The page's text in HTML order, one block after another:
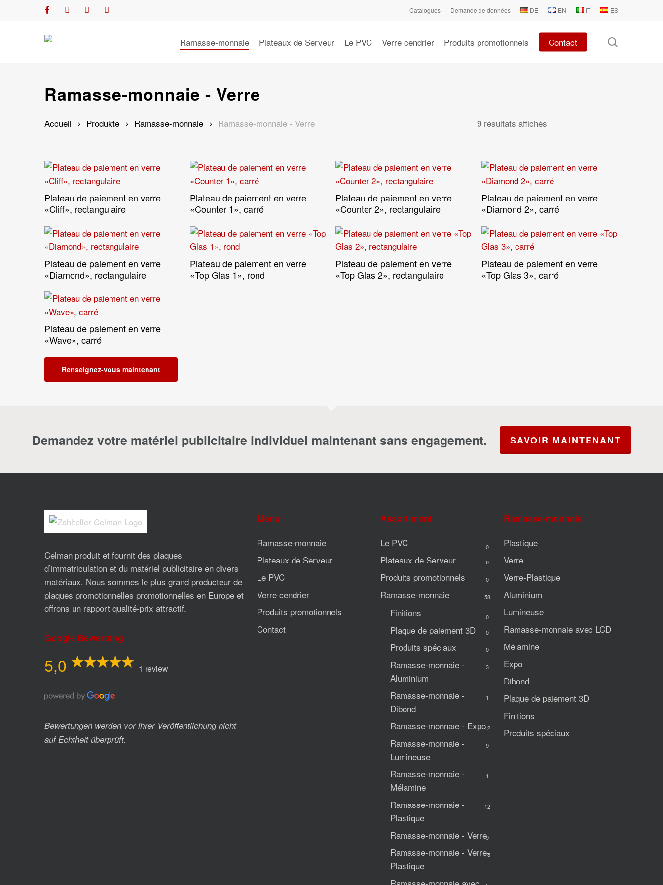
Catalogues Demande de données DE EN IT ES
Hit enter to search or ESC to close
Ramasse-monnaie Plateaux de Serveur Le PVC Verre cendrier Produits promotionnels Contact
Ramasse-monnaie - Verre
9 résultats affichés
Accueil Produkte Ramasse-monnaie Ramasse-monnaie - Verre
Lire La Suite
Plateau de paiement en verre
«Cliff», rectangulaire
Lire La Suite
Plateau de paiement en verre
«Counter 1», carré
Lire La Suite
Plateau de paiement en verre
«Counter 2», rectangulaire
Lire La Suite
Plateau de paiement en verre
«Diamond 2», carré
Lire La Suite
Plateau de paiement en verre
«Diamond», rectangulaire
Voir Les Produits
Plateau de paiement en verre
«Top Glas 1», rond
Lire La Suite
Plateau de paiement en verre
«Top Glas 2», rectangulaire
Lire La Suite
Plateau de paiement en verre
«Top Glas 3», carré
Lire La Suite
Plateau de paiement en verre
«Wave», carré
Renseignez-vous maintenant
Demandez votre matériel publicitaire individuel maintenant sans engagement. SAVOIR MAINTENANT
Celman produit et fournit des plaques
d’immatriculation et du matériel publicitaire en divers
matériaux. Nous sommes le plus grand producteur de
plaques promotionnelles promotionnelles en Europe et
offrons un rapport qualité-prix attractif.
Google Bewertung
5,0 1 review
Bewertungen werden vor ihrer Veröffentlichung nicht
auf Echtheit überprüft.
Menu
Ramasse-monnaie
Plateaux de Serveur
Le PVC
Verre cendrier
Produits promotionnels
Contact
Assortiment
Le PVC 0
Plateaux de Serveur 9
Produits promotionnels 0
Ramasse-monnaie 58
Finitions 0
Plaque de paiement 3D 0
Produits spéciaux 0
Ramasse-monnaie -
Aluminium
3
Ramasse-monnaie -
Dibond
1
Ramasse-monnaie - Expo12
Ramasse-monnaie -
Lumineuse
9
Ramasse-monnaie -
Mélamine
1
Ramasse-monnaie -
Plastique
12
Ramasse-monnaie - Verre9
Ramasse-monnaie - Verre-
Plastique
18
Ramasse-monnaie
Plastique
Verre
Verre-Plastique
Aluminium
Lumineuse
Ramasse-monnaie avec LCD
Mélamine
Expo
Dibond
Plaque de paiement 3D
Finitions
Produits spéciaux